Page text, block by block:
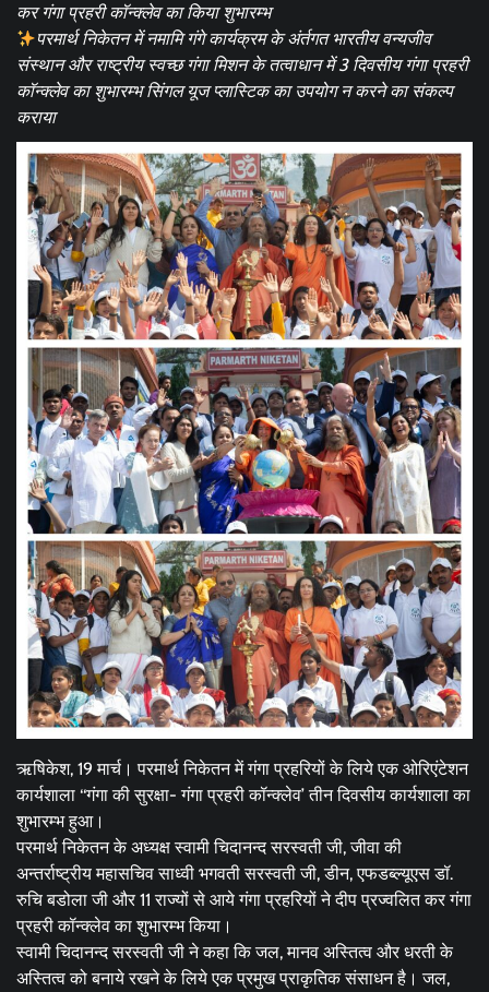
कर गंगा प्रहरी कॉन्क्लेव का किया शुभारम्भ
परमार्थ निकेतन में नमामि गंगे कार्यक्रम के अंर्तगत भारतीय वन्यजीव
संस्थान और राष्ट्रीय स्वच्छ गंगा मिशन के तत्वाधान में 3 दिवसीय गंगा प्रहरी
कॉन्क्लेव का शुभारम्भ सिंगल यूज प्लास्टिक का उपयोग न करने का संकल्प
कराया
ऋषिकेश, 19 मार्च। परमार्थ निकेतन में गंगा प्रहरियों के लिये एक ओरिएंटेशन
कार्यशाला ‘‘गंगा की सुरक्षा- गंगा प्रहरी कॉन्क्लेव’ तीन दिवसीय कार्यशाला का
शुभारम्भ हुआ।
परमार्थ निकेतन के अध्यक्ष स्वामी चिदानन्द सरस्वती जी, जीवा की
अन्तर्राष्ट्रीय महासचिव साध्वी भगवती सरस्वती जी, डीन, एफडब्ल्यूएस डॉ.
रुचि बडोला जी और 11 राज्यों से आये गंगा प्रहरियों ने दीप प्रज्वलित कर गंगा
प्रहरी कॉन्क्लेव का शुभारम्भ किया।
स्वामी चिदानन्द सरस्वती जी ने कहा कि जल, मानव अस्तित्व और धरती के
अस्तित्व को बनाये रखने के लिये एक प्रमुख प्राकृतिक संसाधन है। जल,